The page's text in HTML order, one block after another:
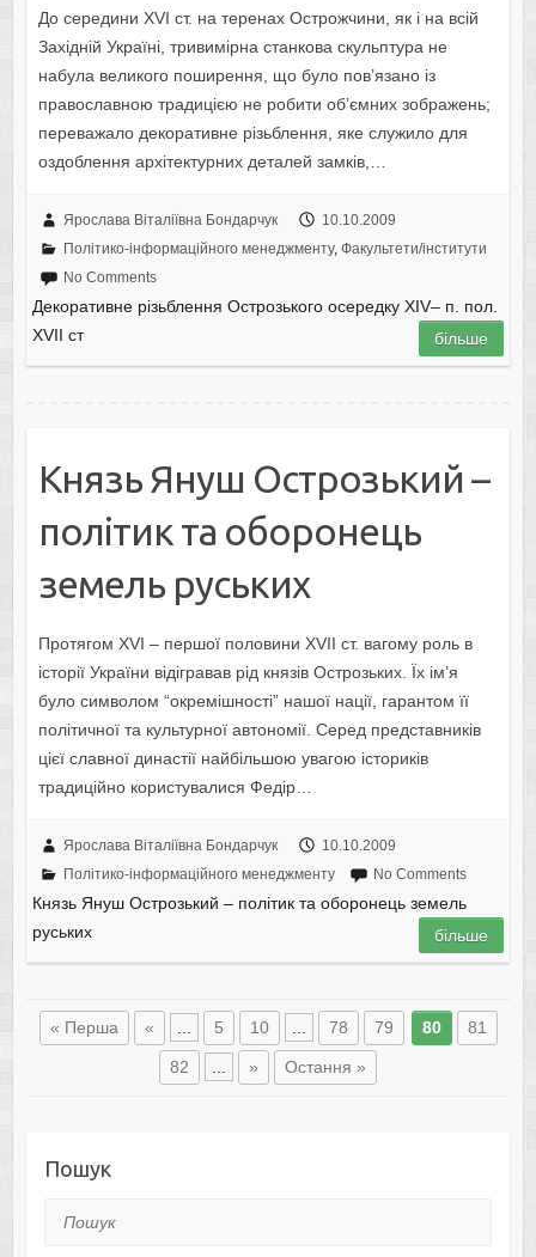
До середини XVI ст. на теренах Острожчини, як і на всій
Західній Україні, тривимірна станкова скульптура не
набула великого поширення, що було пов’язано із
православною традицією не робити об’ємних зображень;
переважало декоративне різьблення, яке служило для
оздоблення архітектурних деталей замків,…
Ярослава Віталіївна Бондарчук
10.10.2009
Політико-інформаційного менеджменту, Факультети/інститути
No Comments
Декоративне різьблення Острозького осередку XIV– п. пол.
XVIІ ст
більше
Князь Януш Острозький –
політик та оборонець
земель руських
Протягом XVІ – першої половини XVII ст. вагому роль в
історії України відігравав рід князів Острозьких. Їх ім’я
було символом “окремішності” нашої нації, гарантом її
політичної та культурної автономії. Серед представників
цієї славної династії найбільшою увагою істориків
традиційно користувалися Федір…
Ярослава Віталіївна Бондарчук
10.10.2009
Політико-інформаційного менеджменту
No Comments
Князь Януш Острозький – політик та оборонець земель
руських
більше
« Перша « 5 10 78 79 80 81
82 » Остання »
Пошук
Пошук